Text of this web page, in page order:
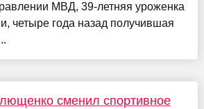
МВД, 39-летняя уроженка
четыре года назад получившая
сменил спортивное